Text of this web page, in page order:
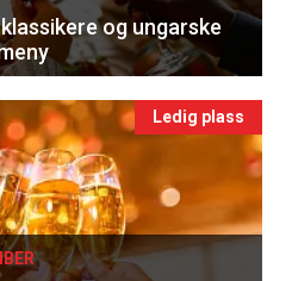
og ungarske
Ledig plass